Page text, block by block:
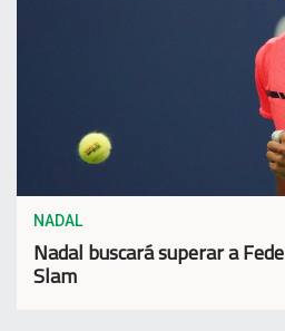
NADAL
Nadal buscará superar a
Slam